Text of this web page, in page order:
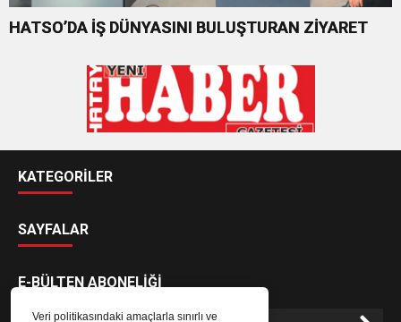
Veri politikasındaki amaçlarla sınırlı ve
HATSO’DA İŞ DÜNYASINI BULUŞTURAN ZİYARET
KATEGORİLER
SAYFALAR
E-BÜLTEN ABONELİĞİ